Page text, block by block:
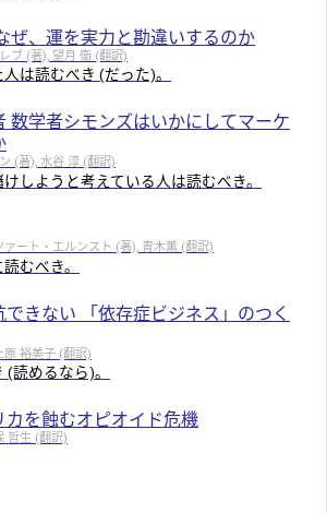
ぜ、運を実力と勘違いするのか
ブ (著), 望月 衛 (翻訳)
は読むべき (だった)。
数学者シモンズはいかにしてマーケ
(著), 水谷 淳 (翻訳)
しようと考えている人は読むべき。
ート・エルンスト (著), 青木薫 (翻訳)
むべき。
きない 「依存症ビジネス」のつく
原 裕美子 (翻訳)
(読めるなら)。
カを蝕むオピオイド危機
哲生 (翻訳)